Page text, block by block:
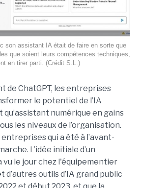
son assistant IA était de faire en sorte que
que soient leurs compétences techniques,
en tirer parti. (Crédit S.L.)
de ChatGPT, les entreprises
le potentiel de l’IA
numérique en gains
les niveaux de l’organisation.
entreprises qui a été à l’avant-
L’idée initiale d’un
le jour chez l'équipementier
d’autres outils d’IA grand public